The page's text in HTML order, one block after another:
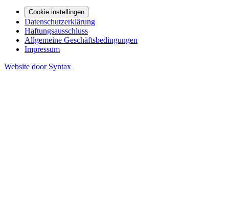
Cookie instellingen
Datenschutzerklärung
Haftungsausschluss
Allgemeine Geschäftsbedingungen
Impressum
Website door Syntax